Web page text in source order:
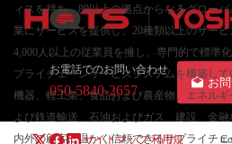
ィスを持ち、80以上の拠点からなるグロー
業にサービスを提供し、20種類以上のサービ
4,000人以上の従業員を擁し、専門的で標準
プライチェーンサービスシステムを構築し
機器、軽工業、食品および農産物、エネル
よび鉄道輸送、石油およびガス、建設、金
内外の顧客に温かく信頼できるサプライチ
お電話でのお問い合わせ
050-5840-2657
お
サイトマップ 利用規